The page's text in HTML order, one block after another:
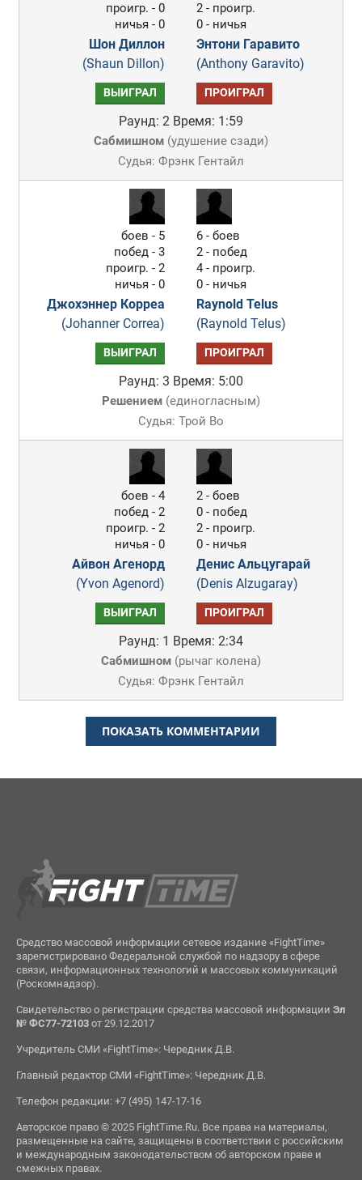
проигр. - 0
ничья - 0
Шон Диллон
(Shaun Dillon)
2 - проигр.
0 - ничья
Энтони Гаравито
(Anthony Garavito)
ВЫИГРАЛ ПРОИГРАЛ
Раунд: 2 Время: 1:59
Сабмишном(удушение сзади)
Судья: Фрэнк Гентайл
боев - 5
побед - 3
проигр. - 2
ничья - 0
Джохэннер Корреа
(Johanner Correa)
6 - боев
2 - побед
4 - проигр.
0 - ничья
Raynold Telus
(Raynold Telus)
ВЫИГРАЛ ПРОИГРАЛ
Раунд: 3 Время: 5:00
Решением(единогласным)
Судья: Трой Во
боев - 4
побед - 2
проигр. - 2
ничья - 0
Айвон Агенорд
(Yvon Agenord)
2 - боев
0 - побед
2 - проигр.
0 - ничья
Денис Альцугарай
(Denis Alzugaray)
ВЫИГРАЛ ПРОИГРАЛ
Раунд: 1 Время: 2:34
Сабмишном(рычаг колена)
Судья: Фрэнк Гентайл
ПОКАЗАТЬ КОММЕНТАРИИ
Средство массовой информации сетевое издание «FightTime»
зарегистрировано Федеральной службой по надзору в сфере
связи, информационных технологий и массовых коммуникаций
(Роскомнадзор).
Свидетельство о регистрации средства массовой информации Эл
№ ФС77-72103от 29.12.2017
Учредитель СМИ «FightTime»: Чередник Д.В.
Главный редактор СМИ «FightTime»: Чередник Д.В.
Телефон редакции: +7 (495) 147-17-16
Авторское право © 2025 FightTime.Ru. Все права на материалы,
размещенные на сайте, защищены в соответствии с российским
и международным законодательством об авторском праве и
смежных правах.